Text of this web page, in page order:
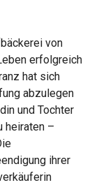
von
erfolgreich
hat sich
abzulegen
und Tochter
heiraten –
ihrer